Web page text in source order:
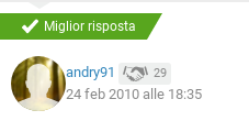
Miglior risposta
andry91 29
24 feb 2010 alle 18:35